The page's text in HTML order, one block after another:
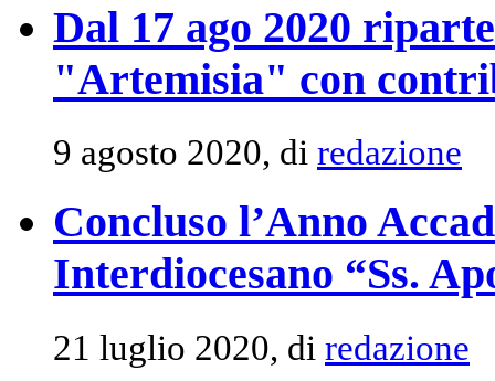
Dal 17 ago 2020
"Artemisia" con
9 agosto 2020, di redazione
Concluso l’Anno
Interdiocesano “Ss.
21 luglio 2020, di redazione